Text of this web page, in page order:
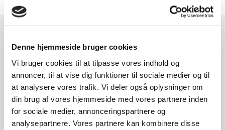
Denne hjemmeside bruger cookies
Vi bruger cookies til at tilpasse vores indhold og
annoncer, til at vise dig funktioner til sociale medier og til
at analysere vores trafik. Vi deler også oplysninger om
din brug af vores hjemmeside med vores partnere inden
for sociale medier, annonceringspartnere og
analysepartnere. Vores partnere kan kombinere disse